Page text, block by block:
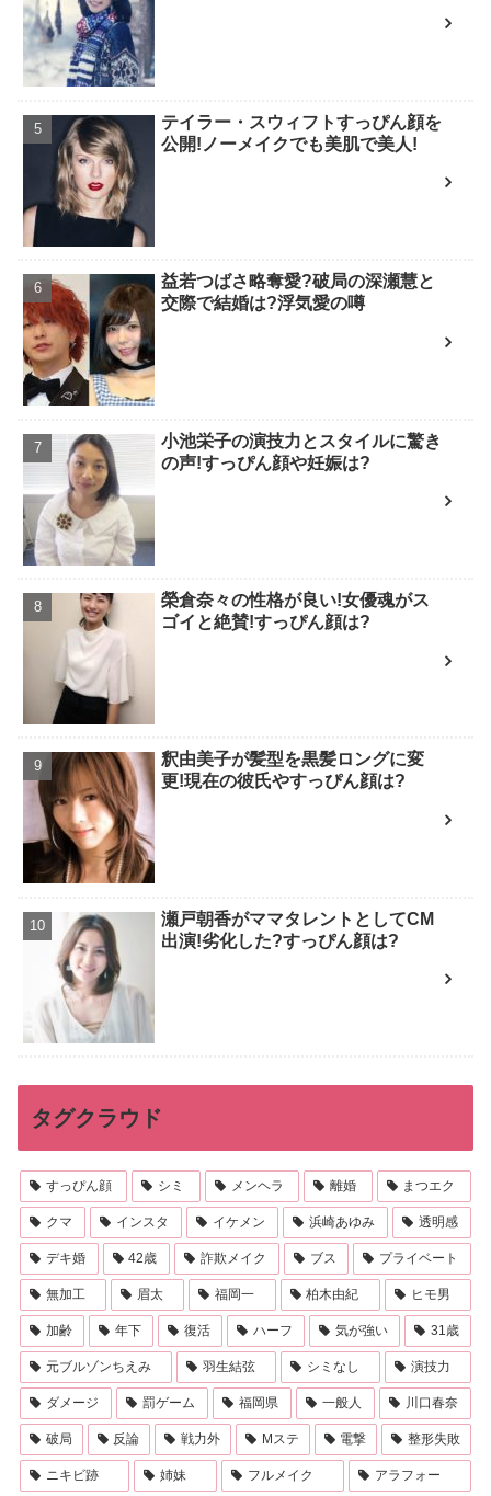
テイラー・スウィフトすっぴん顔を
公開!ノーメイクでも美肌で美人!
益若つばさ略奪愛?破局の深瀬慧と
交際で結婚は?浮気愛の噂
小池栄子の演技力とスタイルに驚き
の声!すっぴん顔や妊娠は?
榮倉奈々の性格が良い!女優魂がス
ゴイと絶賛!すっぴん顔は?
釈由美子が髪型を黒髪ロングに変
更!現在の彼氏やすっぴん顔は?
瀬戸朝香がママタレントとしてCM
出演!劣化した?すっぴん顔は?
タグクラウド
すっぴん顔 シミ メンヘラ 離婚 まつエク
クマ インスタ イケメン 浜崎あゆみ 透明感
デキ婚 42歳 詐欺メイク ブス プライベート
無加工 眉太 福岡一 柏木由紀 ヒモ男
加齢 年下 復活 ハーフ 気が強い 31歳
元ブルゾンちえみ 羽生結弦 シミなし 演技力
ダメージ 罰ゲーム 福岡県 一般人 川口春奈
破局 反論 戦力外 Mステ 電撃 整形失敗
ニキビ跡 姉妹 フルメイク アラフォー